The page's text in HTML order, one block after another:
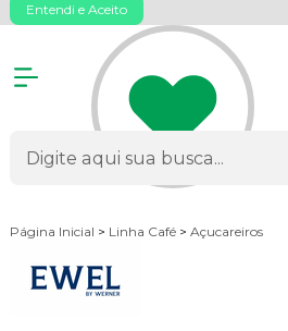
Entendi e Aceito
Página Inicial > Linha Café > Açucareiros